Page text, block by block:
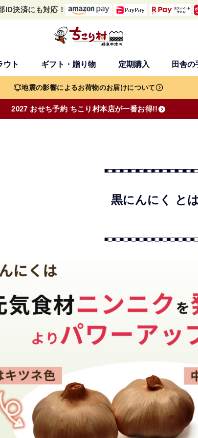
ID決済にも対応！
ウト ギフト・贈り物 定期購入 田舎の
検索
地震の影響によるお荷物のお届けについて
2027 おせち予約 ちこり村本店が一番お得!!
黒にんにく と